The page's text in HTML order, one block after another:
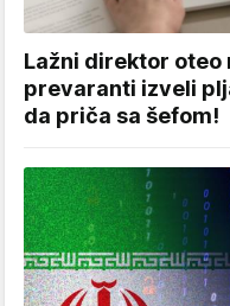
Lažni direktor oteo
prevaranti izveli
da priča sa šefom!